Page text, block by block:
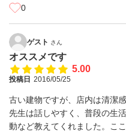
0
ゲスト さん
オススメです
5.00
投稿日 2016/05/25
古い建物ですが、店内は清潔感
先生は話しやすく、普段の生
動など教えてくれました。こ